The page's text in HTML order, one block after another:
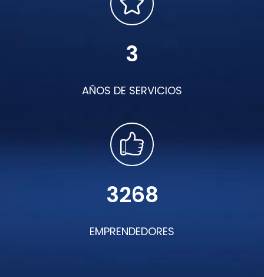
3
AÑOS DE SERVICIOS
3268
EMPRENDEDORES